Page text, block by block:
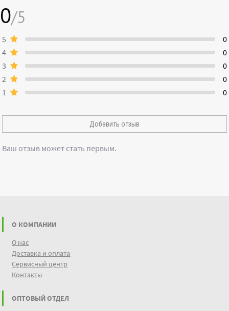
Ваш отзыв может стать первым.
0/5
5
0
4
0
3
0
2
0
1
0
Добавить отзыв
О КОМПАНИИ
О нас
Доставка и оплата
Сервисный центр
Контакты
ОПТОВЫЙ ОТДЕЛ